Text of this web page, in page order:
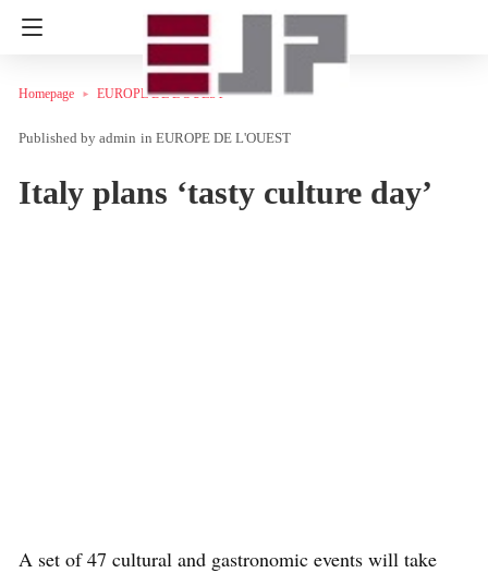
Homepage EUROPE DE L'OUEST
admin in EUROPE DE L'OUEST
Italy plans ‘tasty culture day’
A set of 47 cultural and gastronomic events will take